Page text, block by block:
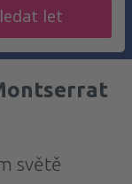
let
světě